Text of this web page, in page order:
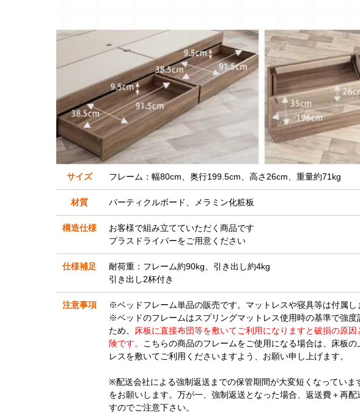
サイズ フレーム：幅80cm、奥行199.5cm、高さ26cm、重量約71kg
材質 パーティクルボード、メラミン化粧板
構造仕様
お客様で組み立てていただく商品です
プラスドライバーをご用意ください
仕様補足
耐荷重：フレーム約90kg、引き出し約4kg
引き出し2杯付き
注意事項
※ベッドフレーム単品の販売です。マットレスや寝具等は付属し
※ベッドのフレームはスプリングマットレス使用時の基準で強
ため、 床板に直接布団等を敷いてご利用になりますと破損の原
険です。 こちらの商品のフレームをご使用になる場合は、床板の
レスを敷いてご利用くださいますよう、お願い申し上げます。
※配送会社による強制返送までの保管期間が大変短くなっていま
をお願いします。万が一、強制返送となった場合、返送費＋再配
すのでご注意下さい。